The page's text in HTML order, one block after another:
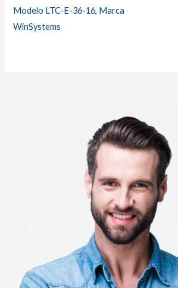
Modelo LTC-E-36-16, Marca
WinSystems